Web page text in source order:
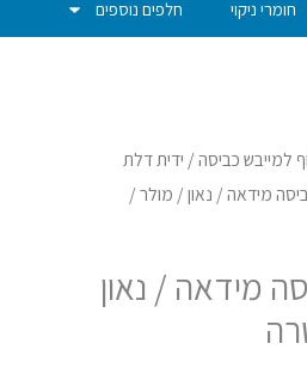
חומרי ניקוי חלפים נוספים
למייבש כביסה/ ידית דלת
מידאה / נאון / מולר /
מידאה / נאון